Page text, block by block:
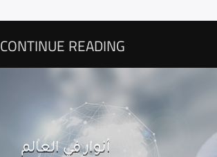
CONTINUE READING
أنوار في العالم